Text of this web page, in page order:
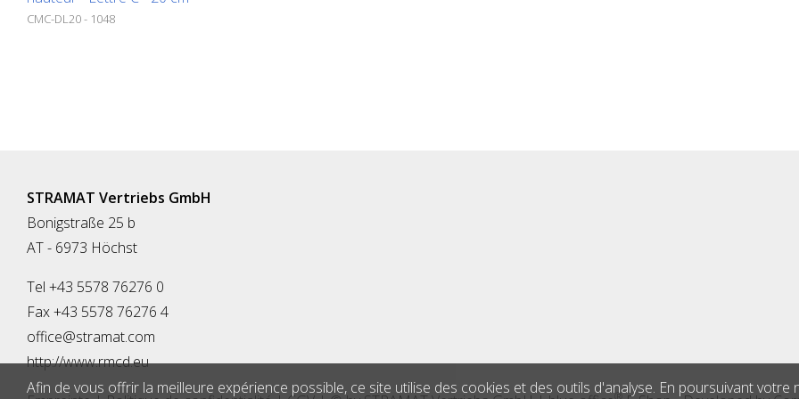
CMC-DL20 - 1048
STRAMAT Vertriebs GmbH
Bonigstraße 25 b
AT - 6973 Höchst
Tel +43 5578 76276 0
Fax +43 5578 76276 4
office@stramat.com
http://www.rmcd.eu
Afin de vous offrir la meilleure expérience possible, ce site utilise des cookies et des outils d'analyse. En poursuivant votre